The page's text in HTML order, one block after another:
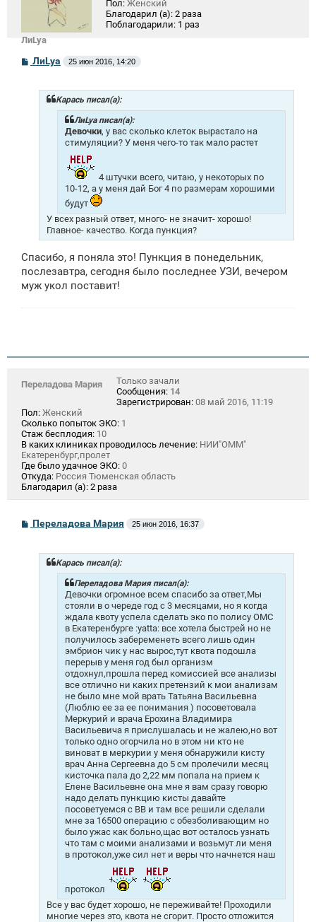
ЛиLya
Пол: Женский
Благодарил (а): 2 раза
Поблагодарили: 1 раз
С
о
ЛиLya 25 июн 2016, 14:20
Карась писал(а):
ЛиLya писал(а):
Девочки, у вас сколько клеток вырастало на
стимуляции? У меня чего-то так мало растет
4 штучки всего, читаю, у некоторых по
10-12, а у меня дай Бог 4 по размерам хорошими
будут
У всех разный ответ, много- не значит- хорошо!
Главное- качество. Когда пункция?
Спасибо, я поняла это! Пункция в понедельник,
послезавтра, сегодня было последнее УЗИ, вечером
муж укол поставит!
Переладова Мария
Только зачали
Сообщения: 14
Зарегистрирован: 08 май 2016, 11:19
Пол: Женский
Сколько попыток ЭКО: 1
Стаж бесплодия: 10
В каких клиниках проводилось лечение: НИИ"ОММ"
Екатеренбург,пролет
Где было удачное ЭКО: 0
Откуда: Россия Тюменская область
Благодарил (а): 2 раза
СПереладова Мария 25 июн 2016, 16:37
Карась писал(а):
Переладова Мария писал(а):
Девочки огромное всем спасибо за ответ,Мы
стояли в о череде год с 3 месяцами, но я когда
ждала квоту успела сделать эко по полису ОМС
в Екатеренбурге :yatta: все хотела быстрей но не
получилось забеременеть всего лишь один
эмбрион чик у нас вырос,тут квота подошла
перерыв у меня год был организм
отдохнул,прошла перед комиссией все анализы
все отлично ни каких претензий к мои анализам
не было мне мой врать Татьяна Васильевна
(Люблю ее за ее понимания ) посоветовала
Меркурий и врача Ерохина Владимира
Васильевича я прислушалась и не жалею,но вот
только одно огорчила но в этом ни кто не
виноват в меркурии у меня обнаружили кисту
врач Анна Сергеевна до 5 см пролечили месяц
кисточка пала до 2,22 мм попала на прием к
Елене Васильевне она мне я вам сразу говорю
надо делать пункцию кисты давайте
посоветуемся с ВВ и там все решили сделали
мне за 16500 операцию с обезболивающим но
было ужас как больно,щас вот осталось узнать
что там с моими анализами и возьмут ли меня
в протокол,уже сил нет и веры что начнется наш
протокол
Все у вас будет хорошо, не переживайте! Проходили
многие через это, квота не сгорит. Просто отложится